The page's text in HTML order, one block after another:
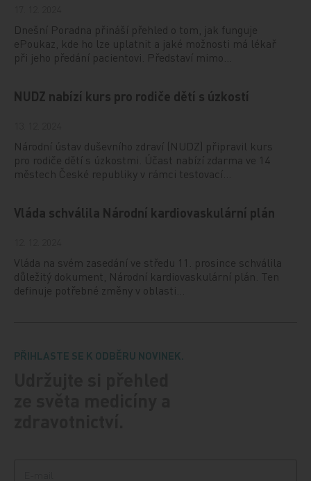
Dnešní Poradna přináší přehled o tom, jak funguje
ePoukaz, kde ho lze uplatnit a jaké možnosti má lékař
při jeho předání pacientovi. Představí mimo…
NUDZ nabízí kurs pro rodiče dětí s úzkostí
Národní ústav duševního zdraví (NUDZ) připravil kurs
pro rodiče dětí s úzkostmi. Účast nabízí zdarma ve 14
městech České republiky v rámci testovací…
Vláda schválila Národní kardiovaskulární plán
Vláda na svém zasedání ve středu 11. prosince schválila
důležitý dokument, Národní kardiovaskulární plán. Ten
definuje potřebné změny v oblasti…
PŘIHLASTE SE K ODBĚRU NOVINEK.